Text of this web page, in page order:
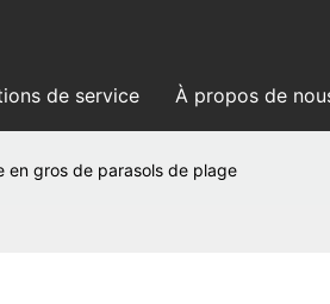
de service À propos de
en gros de parasols de plage